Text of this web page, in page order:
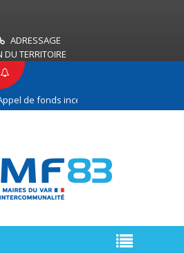
ADRESSAGE
TERRITOIRE
fonds incendies de forêt